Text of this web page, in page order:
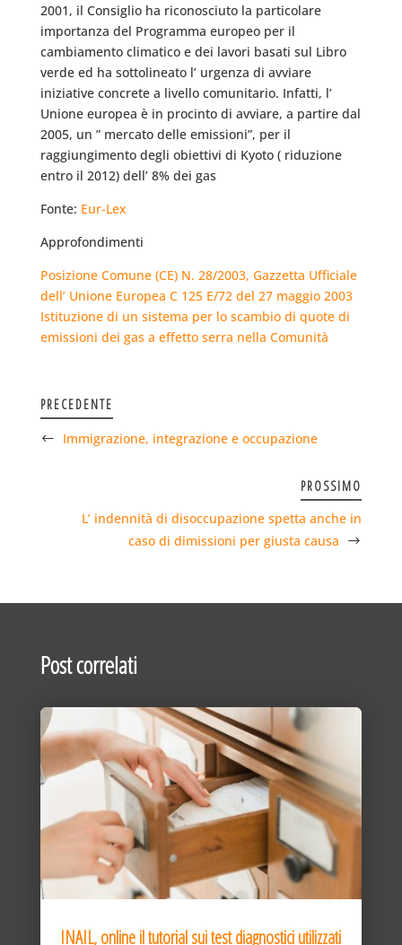
2001, il Consiglio ha riconosciuto la particolare
importanza del Programma europeo per il
cambiamento climatico e dei lavori basati sul Libro
verde ed ha sottolineato l’ urgenza di avviare
iniziative concrete a livello comunitario. Infatti, l’
Unione europea è in procinto di avviare, a partire dal
2005, un ” mercato delle emissioni”, per il
raggiungimento degli obiettivi di Kyoto ( riduzione
entro il 2012) dell’ 8% dei gas
Fonte: Eur-Lex
Approfondimenti
Posizione Comune (CE) N. 28/2003, Gazzetta Ufficiale
dell’ Unione Europea C 125 E/72 del 27 maggio 2003
Istituzione di un sistema per lo scambio di quote di
emissioni dei gas a effetto serra nella Comunità
PRECEDENTE
Immigrazione, integrazione e occupazione
PROSSIMO
L’ indennità di disoccupazione spetta anche in
caso di dimissioni per giusta causa
Post correlati
INAIL, online il tutorial sui test diagnostici utilizzati